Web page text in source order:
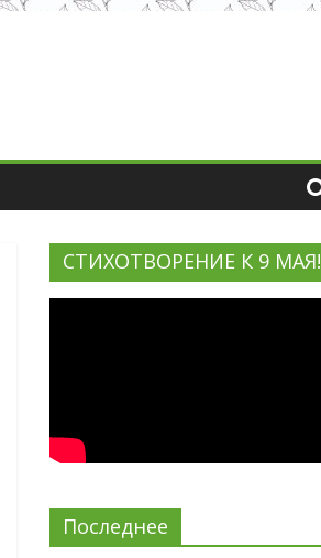
СТИХОТВОРЕНИЕ К 9 МАЯ!
Последнее